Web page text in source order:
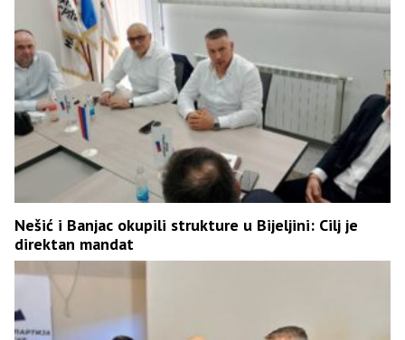
Nešić i Banjac okupili strukture u Bijeljini: Cilj je
direktan mandat